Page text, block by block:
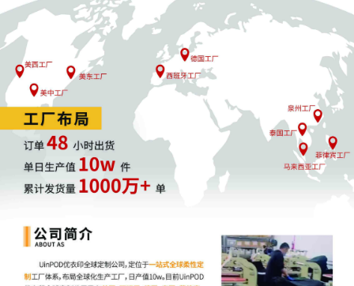
“键盘的F5要按坏了，平时广告多少都有大几百的曝光+一
点点的点击， 但是今天怎么刷新都没有。”一位佛山卖家表
示。